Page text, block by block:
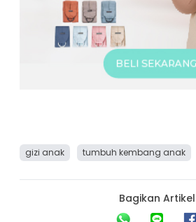
gizi anak tumbuh kembang anak
Bagikan Artikel